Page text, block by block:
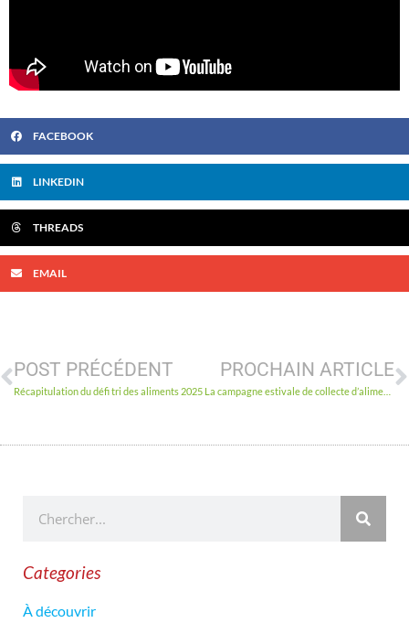
FACEBOOK
LINKEDIN
THREADS
EMAIL
POST PRÉCÉDENT
Récapitulation du défi tri des aliments 2025
PROCHAIN ARTICLE
La campagne estivale de collecte d’aliments d’Ottawa permet de recueillir 90 000 livres d’aliments
Categories
À découvrir